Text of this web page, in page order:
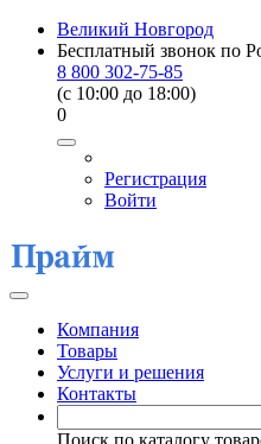
Великий Новгород
Бесплатный звонок по
8 800 302-75-85
(c 10:00 до 18:00)
0
Регистрация
Войти
Компания
Товары
Услуги и решения
Контакты
Поиск по каталогу